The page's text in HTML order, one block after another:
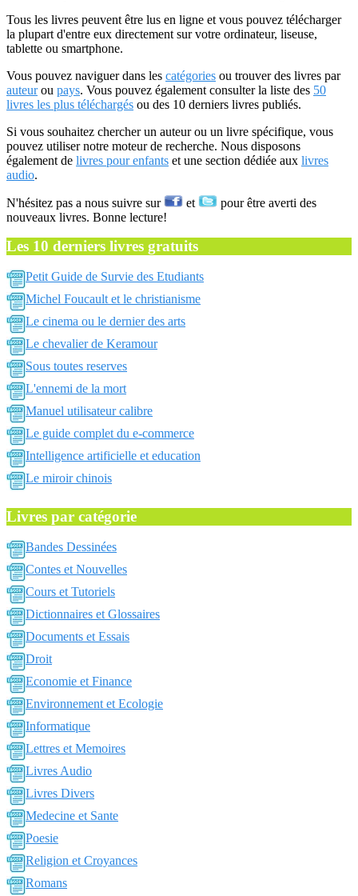
Tous les livres peuvent être lus en ligne et vous pouvez télécharger
la plupart d'entre eux directement sur votre ordinateur, liseuse,
tablette ou smartphone.
Vous pouvez naviguer dans les catégories ou trouver des livres par
auteurou pays. Vous pouvez également consulter la liste des 50
livres les plus téléchargés ou des 10 derniers livres publiés.
Si vous souhaitez chercher un auteur ou un livre spécifique, vous
pouvez utiliser notre moteur de recherche. Nous disposons
également de livres pour enfants et une section dédiée aux livres
audio.
N'hésitez pas a nous suivre sur et
pour être averti des
nouveaux livres. Bonne lecture!
Les 10 derniers livres gratuits
Petit Guide de Survie des Etudiants
Michel Foucault et le christianisme
Le cinema ou le dernier des arts
Le chevalier de Keramour
Sous toutes reserves
L'ennemi de la mort
Manuel utilisateur calibre
Le guide complet du e-commerce
Intelligence artificielle et education
Le miroir chinois
Livres par catégorie
Bandes Dessinées
Contes et Nouvelles
Cours et Tutoriels
Dictionnaires et Glossaires
Documents et Essais
Droit
Economie et Finance
Environnement et Ecologie
Informatique
Lettres et Memoires
Livres Audio
Livres Divers
Medecine et Sante
Poesie
Religion et Croyances
Romans